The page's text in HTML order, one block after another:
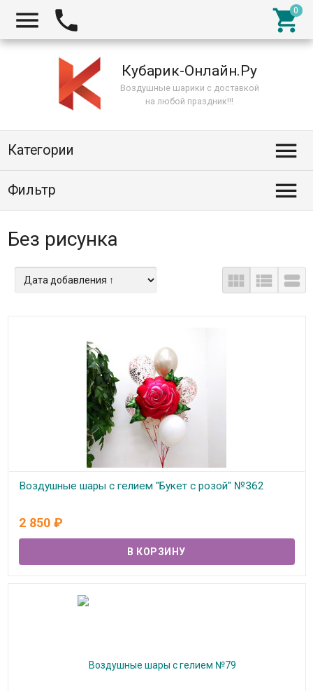
  
Кубарик-Онлайн.Ру
Воздушные шарики с доставкой
на любой праздник!!!
Категории 
Фильтр 
Без рисунка
  
Воздушные шары с гелием "Букет с розой" №362
2 850 ₽